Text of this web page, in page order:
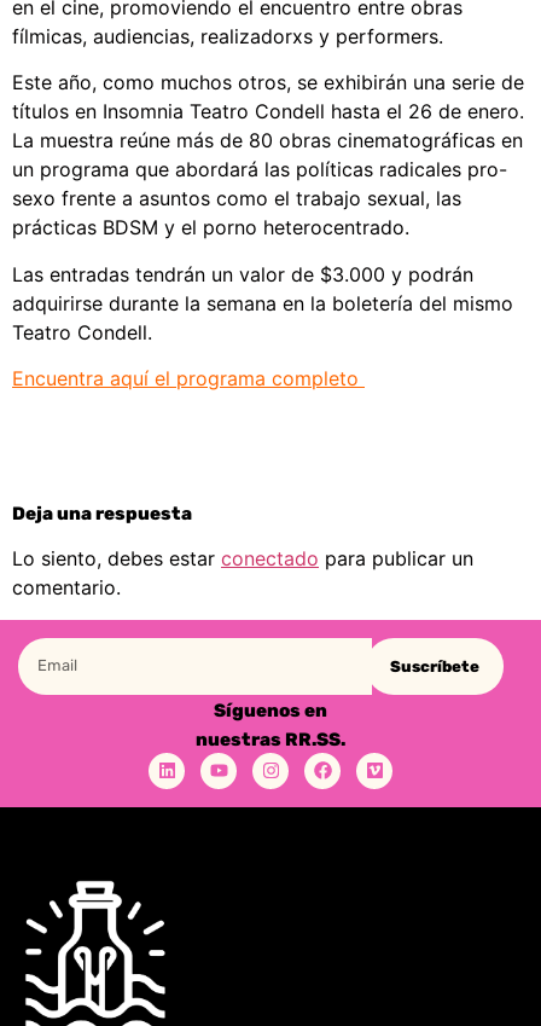
en el cine, promoviendo el encuentro entre obras
fílmicas, audiencias, realizadorxs y performers.
Este año, como muchos otros, se exhibirán una serie de
títulos en Insomnia Teatro Condell hasta el 26 de enero.
La muestra reúne más de 80 obras cinematográficas en
un programa que abordará las políticas radicales pro-
sexo frente a asuntos como el trabajo sexual, las
prácticas BDSM y el porno heterocentrado.
Las entradas tendrán un valor de $3.000 y podrán
adquirirse durante la semana en la boletería del mismo
Teatro Condell.
Encuentra aquí el programa completo
Deja una respuesta
Lo siento, debes estar conectado para publicar un
comentario.
Suscríbete
Síguenos en
nuestras RR.SS.